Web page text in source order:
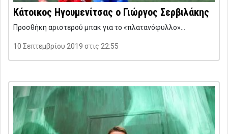
Κάτοικος Ηγουμενίτσας ο Γιώργος Σερβιλάκης
Προσθήκη αριστερού μπακ για το «πλατανόφυλλο»…
10 Σεπτεμβρίου 2019 στις 22:55